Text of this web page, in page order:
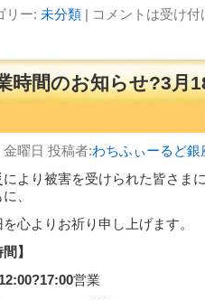
リー: 未分類| コメントは受け
時間のお知らせ?3月
金曜日 投稿者:わちふぃーるど銀
より被害を受けられた皆さま
、
心よりお祈り申し上げます。
】
営業